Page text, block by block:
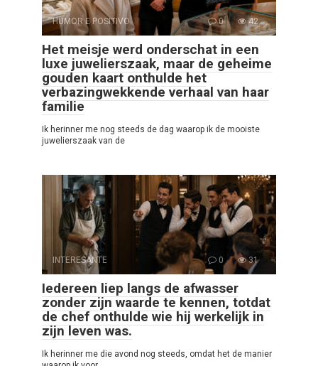
HUMOR E POSITIVO 0 42
Het meisje werd onderschat in een
luxe juwelierszaak, maar de geheime
gouden kaart onthulde het
verbazingwekkende verhaal van haar
familie
Ik herinner me nog steeds de dag waarop ik de mooiste
juwelierszaak van de
INTERESANTE 0 31
Iedereen liep langs de afwasser
zonder zijn waarde te kennen, totdat
de chef onthulde wie hij werkelijk in
zijn leven was.
Ik herinner me die avond nog steeds, omdat het de manier